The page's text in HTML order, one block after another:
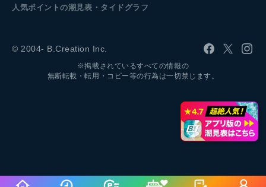
人気ポイントの潮見表・タイドグラフ
© 2004- B.Creation Inc.
※掲載されているすべての情報の
無断転載・転用・コピー等の行為は一切禁じます。